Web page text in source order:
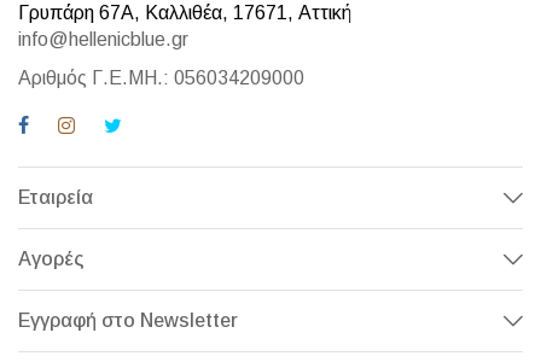
Γρυπάρη 67Α, Καλλιθέα, 17671, Αττική
info@hellenicblue.gr
Αριθμός Γ.Ε.ΜΗ.: 056034209000
Εταιρεία
Αγορές
Εγγραφή στο Newsletter